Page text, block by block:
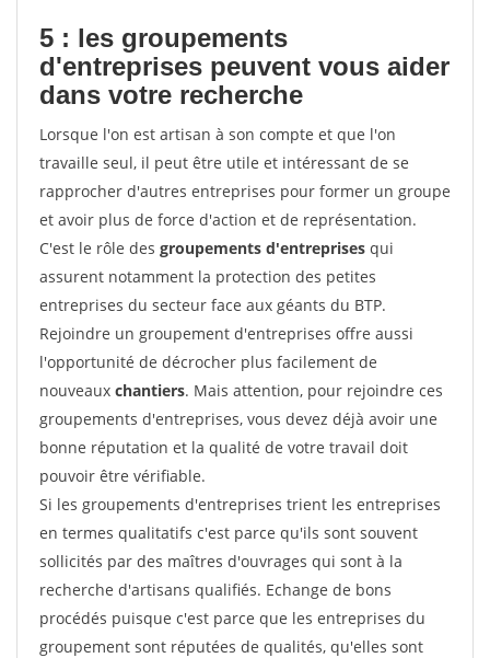
5 : les groupements
d'entreprises peuvent vous aider
dans votre recherche
Lorsque l'on est artisan à son compte et que l'on
travaille seul, il peut être utile et intéressant de se
rapprocher d'autres entreprises pour former un groupe
et avoir plus de force d'action et de représentation.
C'est le rôle des groupements d'entreprises qui
assurent notamment la protection des petites
entreprises du secteur face aux géants du BTP.
Rejoindre un groupement d'entreprises offre aussi
l'opportunité de décrocher plus facilement de
nouveaux chantiers. Mais attention, pour rejoindre ces
groupements d'entreprises, vous devez déjà avoir une
bonne réputation et la qualité de votre travail doit
pouvoir être vérifiable.
Si les groupements d'entreprises trient les entreprises
en termes qualitatifs c'est parce qu'ils sont souvent
sollicités par des maîtres d'ouvrages qui sont à la
recherche d'artisans qualifiés. Echange de bons
procédés puisque c'est parce que les entreprises du
groupement sont réputées de qualités, qu'elles sont